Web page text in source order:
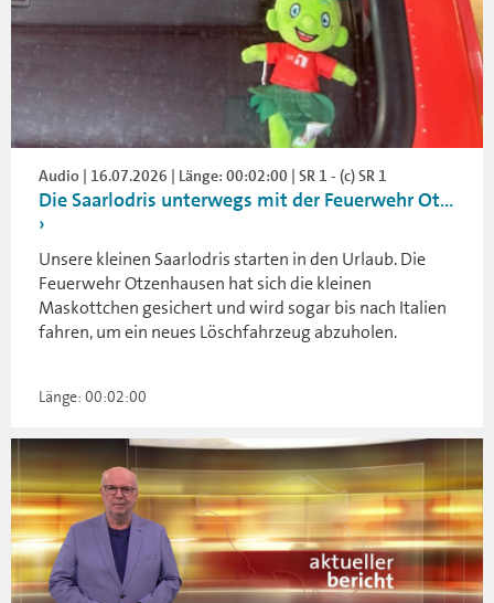
Audio | 16.07.2026 | Länge: 00:02:00 | SR 1 - (c) SR 1
Die Saarlodris unterwegs mit der Feuerwehr Ot...
Unsere kleinen Saarlodris starten in den Urlaub. Die
Feuerwehr Otzenhausen hat sich die kleinen
Maskottchen gesichert und wird sogar bis nach Italien
fahren, um ein neues Löschfahrzeug abzuholen.
Länge: 00:02:00